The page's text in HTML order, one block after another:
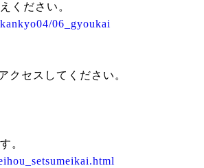
ください。
06_gyoukai
クセスしてください。
。